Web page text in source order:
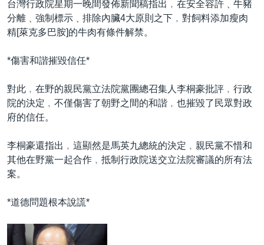
YOUTUBE頻道
港人港心
美國透視
台灣行政院星期一晚間發佈新聞稿指出﹐在安全容許﹑牛豬
分離﹑強制標示﹑排除內臟4大原則之下﹐對飼料添加瘦肉
精[萊克多巴胺]的牛肉有條件解禁。
*傷害和諧摧毀信任*
對此﹐在野的親民黨立法院黨團總召集人李桐豪批評﹐行政
院的決定﹐不僅傷害了朝野之間的和諧﹐也摧毀了民眾對政
府的信任。
李桐豪還指出﹐這顯然是馬英九總統的決定﹐親民黨不惜和
其他在野黨一起合作﹐抵制行政院送交立法院審議的所有法
案。
*道德問題根本說謊*